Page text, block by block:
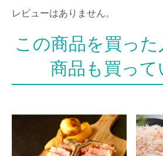
レビューはありません。